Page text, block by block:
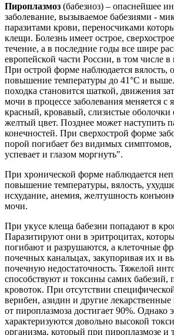
Пироплазмоз (бабезиоз) – опаснейшее
заболевание, вызываемое бабезиями -
паразитами крови, переносчиками
клещи. Болезнь имеет острое,
течение, а в последние годы все шире
европейской части России, в том числе
При острой форме наблюдается вялость,
повышение температуры до 41°С и выше.
походка становится шаткой, движения
мочи в процессе заболевания меняется с
красный, кровавый, слизистые оболочки
желтый цвет. Позднее может наступить
конечностей. При сверхострой форме
порой погибает без видимых симптомов,
успевает и глазом моргнуть".
При хронической форме наблюдается
повышение температуры, вялость,
исхудание, анемия, желтушность
мочи.
При укусе клеща бабезии попадают в
Паразитируют они в эритроцитах,
погибают и разрушаются, а клеточные
почечных канальцах, закупоривая их и
почечную недостаточность. Тяжелой
способствуют и токсины самих бабезий,
кровоток. При отсутствии
верибен, азидин и другие лекарственные
от пироплазмоза достигает 90%. Однако
характеризуются довольно высокой
организма, который при пироплазмозе и